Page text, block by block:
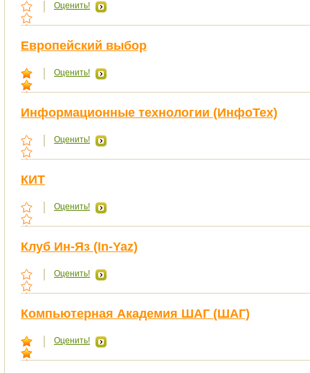
Оценить!
Европейский выбор
Оценить!
Информационные технологии (ИнфоТех)
Оценить!
КИТ
Оценить!
Клуб Ин-Яз (In-Yaz)
Оценить!
Компьютерная Академия ШАГ (ШАГ)
Оценить!